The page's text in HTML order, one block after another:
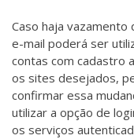
Caso haja vazamento
e-mail poderá ser
contas com cadastro
os sites desejados,
confirmar essa
utilizar a opção de
os serviços